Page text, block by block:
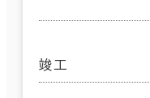
竣工